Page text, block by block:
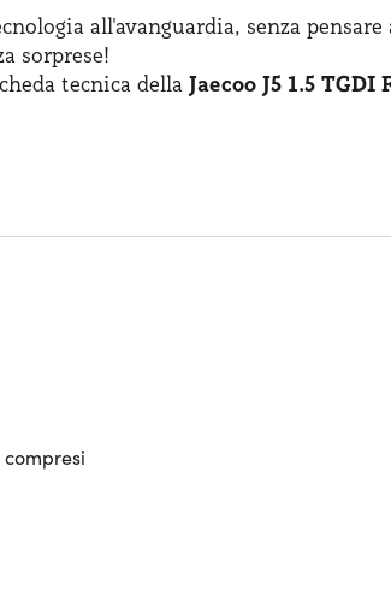
all'avanguardia, senza pensare
sorprese!
tecnica della Jaecoo J5 1.5